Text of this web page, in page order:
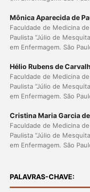
Mônica Aparecida de
Faculdade de Medicina
Paulista “Júlio de
em Enfermagem. São
Hélio Rubens de
Faculdade de Medicina
Paulista “Júlio de
em Enfermagem. São
Cristina Maria Garcia
Faculdade de Medicina
Paulista “Júlio de
em Enfermagem. São
PALAVRAS-CHAVE: